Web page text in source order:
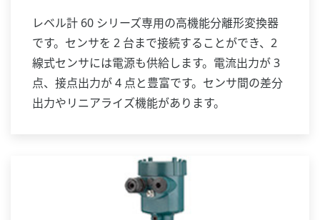
レベル計 60 シリーズ専用の高機能分離形変換器
です。センサを 2 台まで接続することができ、2
線式センサには電源も供給します。電流出力が 3
点、接点出力が 4 点と豊富です。センサ間の差分
出力やリニアライズ機能があります。